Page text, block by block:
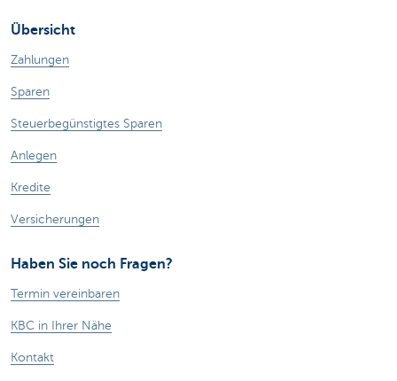
Übersicht
Zahlungen
Sparen
Steuerbegünstigtes Sparen
Anlegen
Kredite
Versicherungen
Haben Sie noch Fragen?
Termin vereinbaren
KBC in Ihrer Nähe
Kontakt